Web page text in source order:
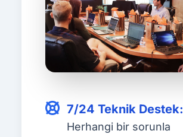
7/24 Teknik Destek:
Herhangi bir sorunla